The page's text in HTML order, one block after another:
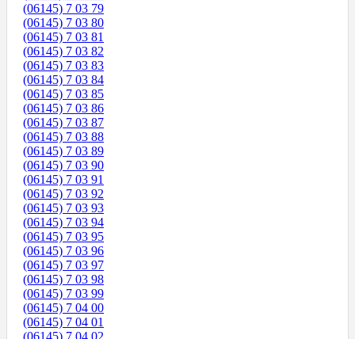
(06145) 7 03 79
(06145) 7 03 80
(06145) 7 03 81
(06145) 7 03 82
(06145) 7 03 83
(06145) 7 03 84
(06145) 7 03 85
(06145) 7 03 86
(06145) 7 03 87
(06145) 7 03 88
(06145) 7 03 89
(06145) 7 03 90
(06145) 7 03 91
(06145) 7 03 92
(06145) 7 03 93
(06145) 7 03 94
(06145) 7 03 95
(06145) 7 03 96
(06145) 7 03 97
(06145) 7 03 98
(06145) 7 03 99
(06145) 7 04 00
(06145) 7 04 01
(06145) 7 04 02